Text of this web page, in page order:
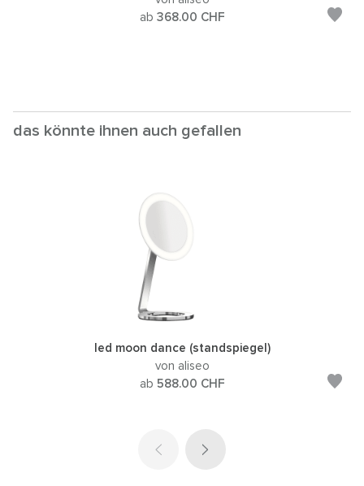
ab 368.00 CHF
das könnte ihnen auch gefallen
led moon dance (standspiegel)
von aliseo
ab 588.00 CHF